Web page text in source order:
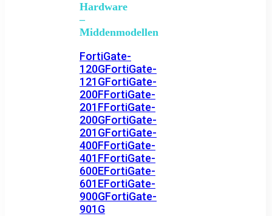
Hardware
–
Middenmodellen
FortiGate-
120GFortiGate-
121GFortiGate-
200FFortiGate-
201FFortiGate-
200GFortiGate-
201GFortiGate-
400FFortiGate-
401FFortiGate-
600EFortiGate-
601EFortiGate-
900GFortiGate-
901G